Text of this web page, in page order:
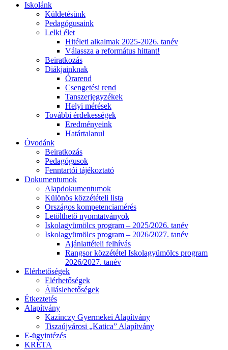
Iskolánk
Küldetésünk
Pedagógusaink
Lelki élet
Hitéleti alkalmak 2025-2026. tanév
Válassza a református hittant!
Beiratkozás
Diákjainknak
Órarend
Csengetési rend
Tanszerjegyzékek
Helyi mérések
További érdekességek
Eredményeink
Határtalanul
Óvodánk
Beiratkozás
Pedagógusok
Fenntartói tájékoztató
Dokumentumok
Alapdokumentumok
Különös közzétételi lista
Országos kompetenciamérés
Letölthető nyomtatványok
Iskolagyümölcs program – 2025/2026. tanév
Iskolagyümölcs program – 2026/2027. tanév
Ajánlattételi felhívás
Rangsor közzététel Iskolagyümölcs program
2026/2027. tanév
Elérhetőségek
Elérhetőségek
Álláslehetőségek
Étkeztetés
Alapítvány
Kazinczy Gyermekei Alapítvány
Tiszaújvárosi „Katica” Alapítvány
E-ügyintézés
KRÉTA